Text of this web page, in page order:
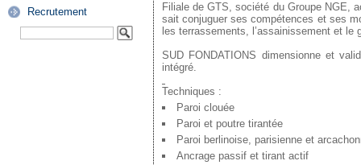
Recrutement
Filiale de GTS, société du Groupe NGE,
sait conjuguer ses compétences et ses
les terrassements, l’assainissement et le
SUD FONDATIONS dimensionne et
intégré.
Techniques :
Paroi clouée
Paroi et poutre tirantée
Paroi berlinoise, parisienne et
Ancrage passif et tirant actif